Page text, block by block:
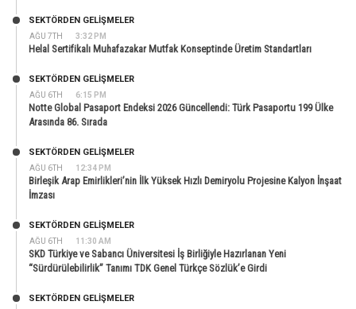
AĞU 7TH 3:32 PM
SEKTÖRDEN GELIŞMELER
Helal Sertifikalı Muhafazakar Mutfak Konseptinde Üretim Standartları
AĞU 6TH 6:15 PM
SEKTÖRDEN GELIŞMELER
Notte Global Pasaport Endeksi 2026 Güncellendi: Türk Pasaportu 199 Ülke
Arasında 86. Sırada
AĞU 6TH 12:34 PM
SEKTÖRDEN GELIŞMELER
Birleşik Arap Emirlikleri’nin İlk Yüksek Hızlı Demiryolu Projesine Kalyon İnşaat
İmzası
AĞU 6TH 11:30 AM
SEKTÖRDEN GELIŞMELER
SKD Türkiye ve Sabancı Üniversitesi İş Birliğiyle Hazırlanan Yeni
“Sürdürülebilirlik” Tanımı TDK Genel Türkçe Sözlük’e Girdi
SEKTÖRDEN GELIŞMELER